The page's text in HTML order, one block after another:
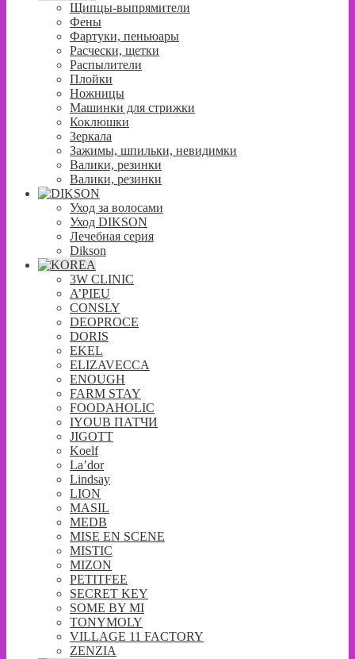
Щипцы-выпрямители
Фены
Фартуки, пеньюары
Расчески, щетки
Распылители
Плойки
Ножницы
Машинки для стрижки
Коклюшки
Зеркала
Зажимы, шпильки, невидимки
Валики, резинки
Валики, резинки
Уход за волосами
Уход DIKSON
Лечебная серия
Dikson
3W CLINIC
A’PIEU
CONSLY
DEOPROCE
DORIS
EKEL
ELIZAVECCA
ENOUGH
FARM STAY
FOODAHOLIC
IYOUB ПАТЧИ
JIGOTT
Koelf
La’dor
Lindsay
LION
MASIL
MEDB
MISE EN SCENE
MISTIC
MIZON
PETITFEE
SECRET KEY
SOME BY MI
TONYMOLY
VILLAGE 11 FACTORY
ZENZIA